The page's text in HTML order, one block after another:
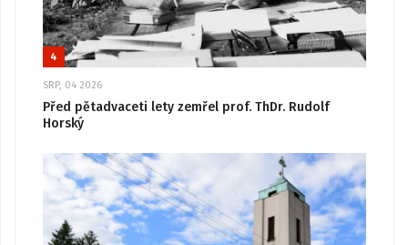
4
SRP, 04 2026
Před pětadvaceti lety zemřel prof. ThDr. Rudolf
Horský